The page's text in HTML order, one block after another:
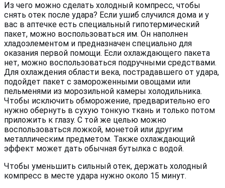
Из чего можно сделать холодный компресс, чтобы
снять отек после удара? Если ушиб случился дома и у
вас в аптечке есть специальный гипотермический
пакет, можно воспользоваться им. Он наполнен
хладоэлементом и предназначен специально для
оказания первой помощи. Если охлаждающего пакета
нет, можно воспользоваться подручными средствами.
Для охлаждения области века, пострадавшего от удара,
подойдет пакет с замороженными овощами или
пельменями из морозильной камеры холодильника.
Чтобы исключить обморожение, предварительно его
нужно обернуть в сухую тонкую ткань и только потом
приложить к глазу. С той же целью можно
воспользоваться ложкой, монетой или другим
металлическим предметом. Также охлаждающий
эффект может дать обычная бутылка с водой.
Чтобы уменьшить сильный отек, держать холодный
компресс в месте удара нужно около 15 минут.